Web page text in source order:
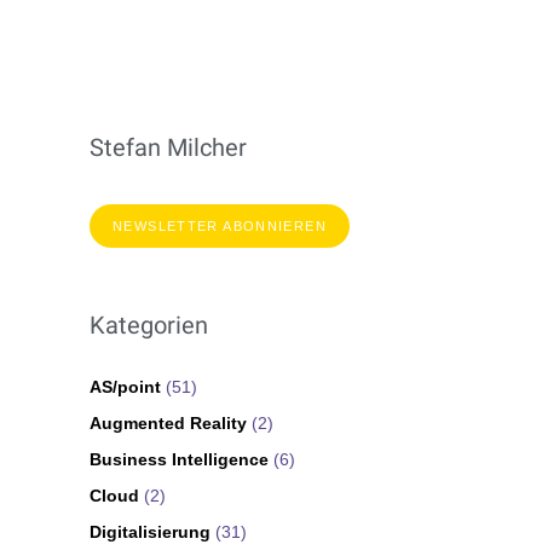
Stefan Milcher
NEWSLETTER ABONNIEREN
Kategorien
AS/point (51)
Augmented Reality (2)
Business Intelligence (6)
Cloud (2)
Digitalisierung (31)